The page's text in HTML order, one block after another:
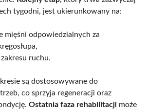
tygodni, jest ukierunkowany na:
mięśni odpowiedzialnych za
ruchu.
są dostosowywane do
co sprzyja regeneracji oraz
Ostatnia faza rehabilitacji może